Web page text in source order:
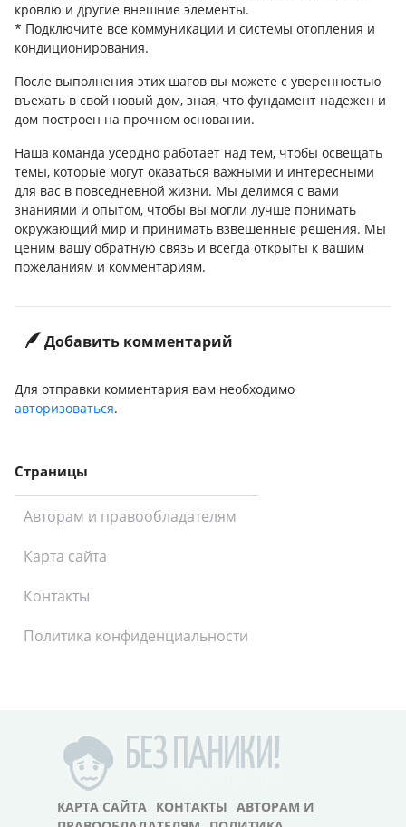
кровлю и другие внешние элементы.
* Подключите все коммуникации и системы отопления и
кондиционирования.
После выполнения этих шагов вы можете с уверенностью
въехать в свой новый дом, зная, что фундамент надежен и
дом построен на прочном основании.
Наша команда усердно работает над тем, чтобы освещать
темы, которые могут оказаться важными и интересными
для вас в повседневной жизни. Мы делимся с вами
знаниями и опытом, чтобы вы могли лучше понимать
окружающий мир и принимать взвешенные решения. Мы
ценим вашу обратную связь и всегда открыты к вашим
пожеланиям и комментариям.
Добавить комментарий
Для отправки комментария вам необходимо
авторизоваться.
Страницы
Авторам и правообладателям
Карта сайта
Контакты
Политика конфиденциальности
КАРТА САЙТА КОНТАКТЫ АВТОРАМ И